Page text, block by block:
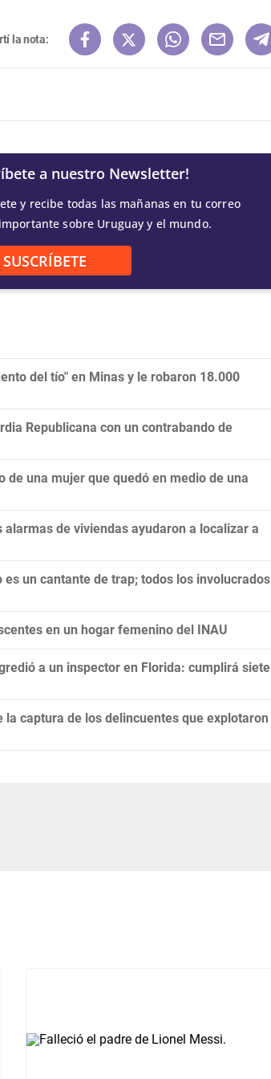
la nota:
a nuestro Newsletter!
y recibe todas las mañanas en tu correo
sobre Uruguay y el mundo.
SUSCRÍBETE
del tío" en Minas y le robaron 18.000
Republicana con un contrabando de
una mujer que quedó en medio de una
de viviendas ayudaron a localizar a
un cantante de trap; todos los involucrados
en un hogar femenino del INAU
a un inspector en Florida: cumplirá siete
captura de los delincuentes que explotaron